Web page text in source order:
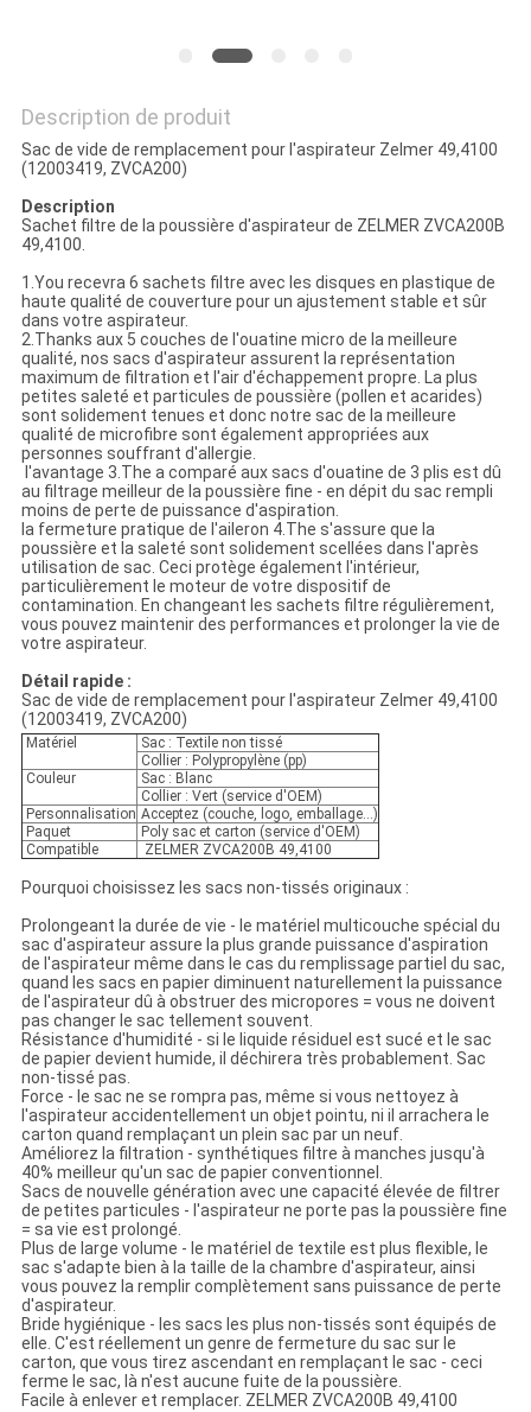
Description de produit
Sac de vide de remplacement pour l'aspirateur Zelmer 49,4100
(12003419, ZVCA200)
Description
Sachet filtre de lapoussière d'aspirateur de ZELMER ZVCA200B
49,4100.
1.You recevra 6 sachets filtre avec les disques en plastique de
haute qualité de couverture pour un ajustement stable et sûr
dans votre aspirateur.
2.Thanks aux 5 couches de l'ouatine micro de la meilleure
qualité, nos sacs d'aspirateur assurent la représentation
maximum de filtration et l'air d'échappement propre. La plus
petites saleté et particules de poussière (pollen et acarides)
sont solidement tenues et donc notre sac de la meilleure
qualité de microfibre sont également appropriées aux
personnes souffrant d'allergie.
l'avantage 3.The a comparé aux sacs d'ouatine de 3 plis est dû
au filtrage meilleur de la poussière fine - en dépit du sac rempli
moins de perte de puissance d'aspiration.
la fermeture pratique de l'aileron 4.The s'assure que la
poussière et la saleté sont solidement scellées dans l'après
utilisation de sac. Ceci protège également l'intérieur,
particulièrement le moteur de votre dispositif de
contamination. En changeant les sachets filtre régulièrement,
vous pouvez maintenir des performances et prolonger la vie de
votre aspirateur.
Détail rapide :
Sac de vide de remplacement pour l'aspirateur Zelmer 49,4100
(12003419, ZVCA200)
Matériel
Sac : Textile non tissé
Collier : Polypropylène (pp)
Couleur
Sac : Blanc
Collier : Vert (service d'OEM)
Personnalisation Acceptez (couche, logo, emballage…)
Paquet
Poly sac et carton (service d'OEM)
Compatible
ZELMER ZVCA200B 49,4100
Pourquoi choisissez les sacs non-tissés originaux :
Prolongeant la durée de vie - le matériel multicouche spécial du
sac d'aspirateur assure la plus grande puissance d'aspiration
de l'aspirateur même dans le cas du remplissage partiel du sac,
quand les sacs en papier diminuent naturellement la puissance
de l'aspirateur dû à obstruer des micropores = vous ne doivent
pas changer le sac tellement souvent.
Résistance d'humidité - si le liquide résiduel est sucé et le sac
de papier devient humide, il déchirera très probablement. Sac
non-tissé pas.
Force - le sac ne se rompra pas, même si vous nettoyez à
l'aspirateur accidentellement un objet pointu, ni il arrachera le
carton quand remplaçant un plein sac par un neuf.
Améliorez la filtration - synthétiques filtre à manches jusqu'à
40% meilleur qu'un sac de papier conventionnel.
Sacs de nouvelle génération avec une capacité élevée de filtrer
de petites particules - l'aspirateur ne porte pas la poussière fine
= sa vie est prolongé.
Plus de large volume - le matériel de textile est plus flexible, le
sac s'adapte bien à la taille de la chambre d'aspirateur, ainsi
vous pouvez la remplir complètement sans puissance de perte
d'aspirateur.
Bride hygiénique - les sacs les plus non-tissés sont équipés de
elle. C'est réellement un genre de fermeture du sac sur le
carton, que vous tirez ascendant en remplaçant le sac - ceci
ferme le sac, là n'est aucune fuite de la poussière.
Facile à enlever et remplacer. ZELMER ZVCA200B 49,4100